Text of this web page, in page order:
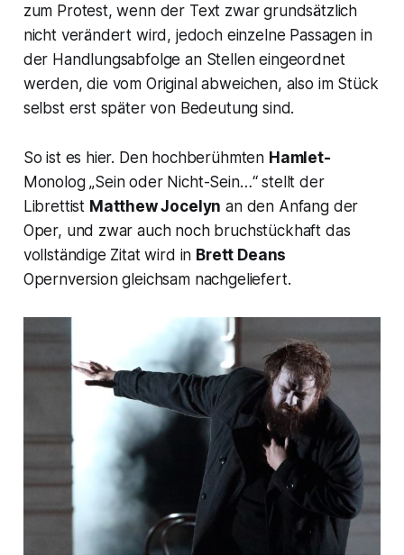
zum Protest, wenn der Text zwar grundsätzlich
nicht verändert wird, jedoch einzelne Passagen in
der Handlungsabfolge an Stellen eingeordnet
werden, die vom Original abweichen, also im Stück
selbst erst später von Bedeutung sind.
So ist es hier. Den hochberühmten Hamlet-
Monolog „Sein oder Nicht-Sein…“ stellt der
Librettist Matthew Jocelyn an den Anfang der
Oper, und zwar auch noch bruchstückhaft das
vollständige Zitat wird in Brett Deans
Opernversion gleichsam nachgeliefert.